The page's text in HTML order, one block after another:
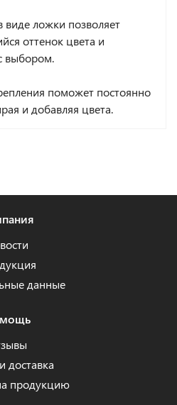
ложки позволяет
оттенок цвета и
выбором.
поможет постоянно
и добавляя цвета.
данные
доставка
продукцию